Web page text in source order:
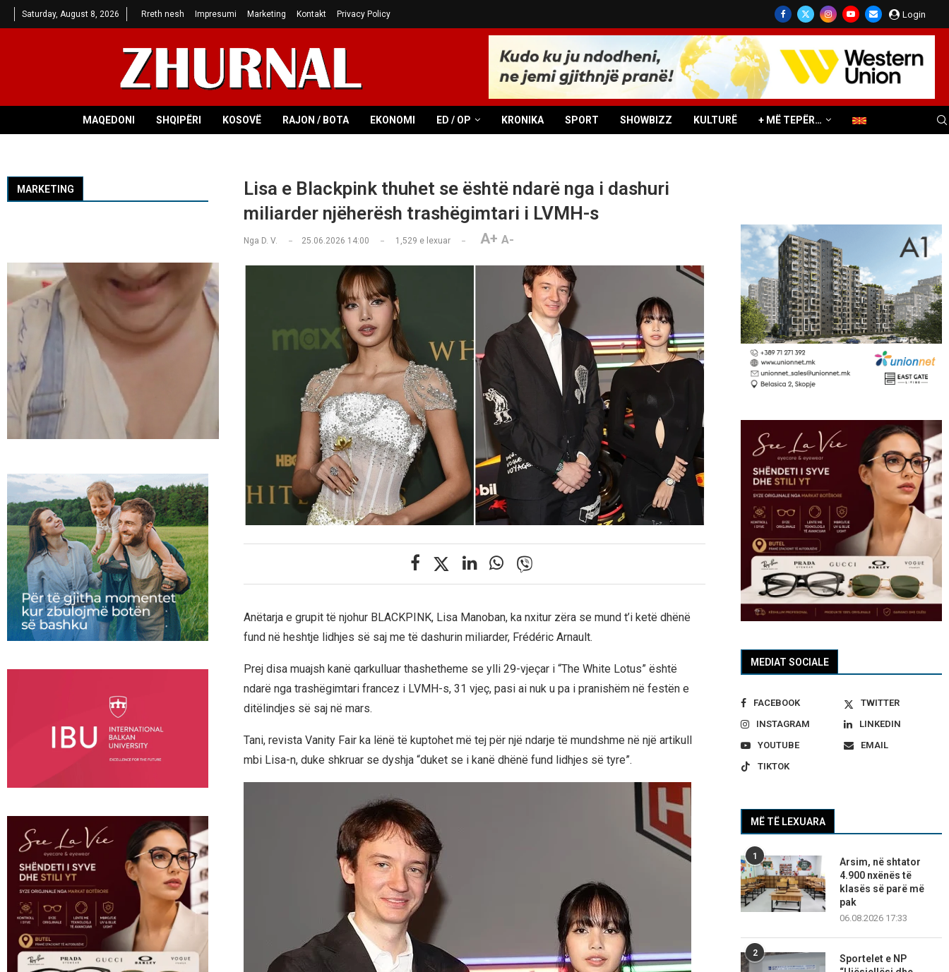
Saturday, August 8, 2026 Rreth nesh Impresumi Marketing Kontakt Privacy Policy Login
MAQEDONI SHQIPËRI KOSOVË RAJON / BOTA EKONOMI ED / OP KRONIKA SPORT SHOWBIZZ KULTURË + MË TEPËR…
Lisa e Blackpink thuhet se është ndarë nga i dashuri
miliarder njëherësh trashëgimtari i LVMH-s
Nga D. V. 25.06.2026 14:00 1,529 e lexuar A+ A-
Anëtarja e grupit të njohur BLACKPINK, Lisa Manoban, ka nxitur zëra se mund t’i ketë dhënë
fund në heshtje lidhjes së saj me të dashurin miliarder, Frédéric Arnault.
Prej disa muajsh kanë qarkulluar thashetheme se ylli 29-vjeçar i “The White Lotus” është
ndarë nga trashëgimtari francez i LVMH-s, 31 vjeç, pasi ai nuk u pa i pranishëm në festën e
ditëlindjes së saj në mars.
Tani, revista Vanity Fair ka lënë të kuptohet më tej për një ndarje të mundshme në një artikull
mbi Lisa-n, duke shkruar se dyshja “duket se i kanë dhënë fund lidhjes së tyre”.
MEDIAT SOCIALE
FACEBOOK
TWITTER
INSTAGRAM
LINKEDIN
YOUTUBE
EMAIL
TIKTOK
MË TË LEXUARA
1
Arsim, në shtator
4.900 nxënës të
klasës së parë më
pak
06.08.2026 17:33
2
Sportelet e NP
MARKETING